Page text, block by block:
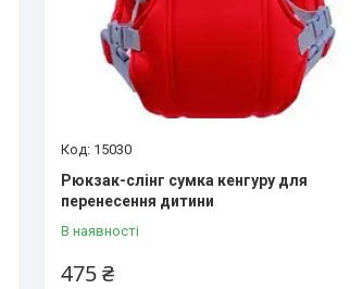
15030
Рюкзак-слінг сумка кенгуру для
перенесення дитини
В наявності
475 ₴